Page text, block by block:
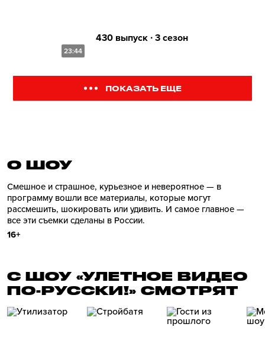
23:44
430 выпуск ∙ 3 сезон
ПОКАЗАТЬ ЕЩЕ
О ШОУ
Смешное и страшное, курьезное и невероятное — в
программу вошли все материалы, которые могут
рассмешить, шокировать или удивить. И самое главное —
все эти съемки сделаны в России.
16+
С ШОУ «УЛЕТНОЕ ВИДЕО
ПО-РУССКИ!» СМОТРЯТ